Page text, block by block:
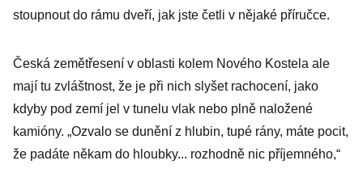
stoupnout do rámu dveří, jak jste četli v nějaké příručce.
Česká zemětřesení v oblasti kolem Nového Kostela ale
mají tu zvláštnost, že je při nich slyšet rachocení, jako
kdyby pod zemí jel v tunelu vlak nebo plně naložené
kamióny. „Ozvalo se dunění z hlubin, tupé rány, máte pocit,
že padáte někam do hloubky... rozhodně nic příjemného,“